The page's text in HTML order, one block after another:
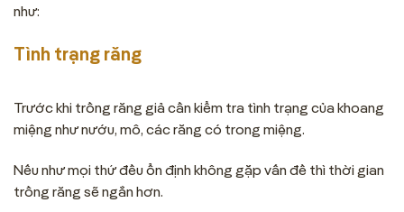
như:
Tình trạng răng
Trước khi trồng răng giả cần kiểm tra tình trạng của khoang
miệng như nướu, mô, các răng có trong miệng.
Nếu như mọi thứ đều ổn định không gặp vấn đề thì thời gian
trồng răng sẽ ngắn hơn.